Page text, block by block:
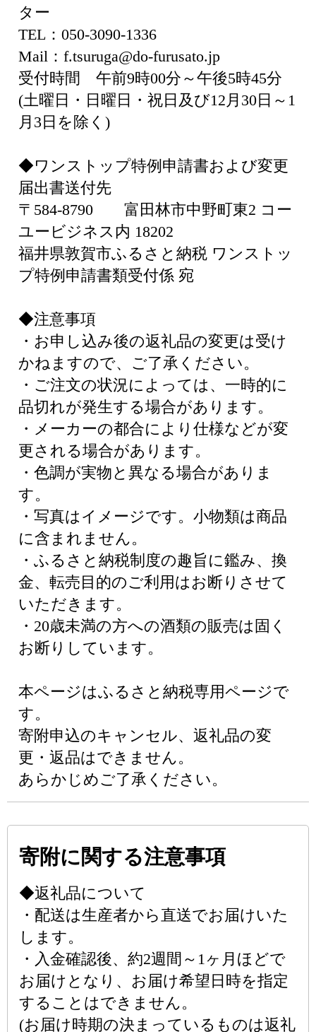
ター
TEL：050-3090-1336
Mail：f.tsuruga@do-furusato.jp
受付時間 午前9時00分～午後5時45分
(土曜日・日曜日・祝日及び12月30日～1
月3日を除く)
◆ワンストップ特例申請書および変更
届出書送付先
〒584-8790 富田林市中野町東2 コー
ユービジネス内 18202
福井県敦賀市ふるさと納税 ワンストッ
プ特例申請書類受付係 宛
◆注意事項
・お申し込み後の返礼品の変更は受け
かねますので、ご了承ください。
・ご注文の状況によっては、一時的に
品切れが発生する場合があります。
・メーカーの都合により仕様などが変
更される場合があります。
・色調が実物と異なる場合がありま
す。
・写真はイメージです。小物類は商品
に含まれません。
・ふるさと納税制度の趣旨に鑑み、換
金、転売目的のご利用はお断りさせて
いただきます。
・20歳未満の方への酒類の販売は固く
お断りしています。
本ページはふるさと納税専用ページで
す。
寄附申込のキャンセル、返礼品の変
更・返品はできません。
あらかじめご了承ください。
寄附に関する注意事項
◆返礼品について
・配送は生産者から直送でお届けいた
します。
・入金確認後、約2週間～1ヶ月ほどで
お届けとなり、お届け希望日時を指定
することはできません。
(お届け時期の決まっているものは返礼